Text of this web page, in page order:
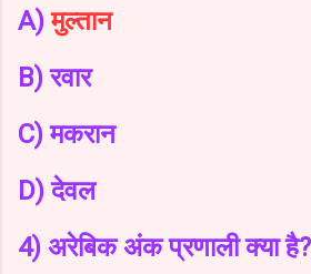
A)मुल्तान
B) रवार
C) मकरान
D) देवल
4) अरेबिक अंक प्रणाली क्या है?